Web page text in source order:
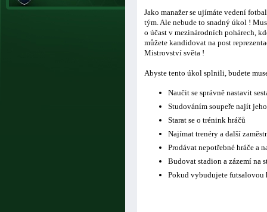
Jako manažer se ujímáte vedení
tým. Ale nebude to snadný úkol !
o účast v mezinárodních pohárech,
můžete kandidovat na post
Mistrovství světa !
Abyste tento úkol splnili, budete
Naučit se správně nastavit
Studováním soupeře najít
Starat se o trénink hráčů
Najímat trenéry a další
Prodávat nepotřebné hráče a
Budovat stadion a zázemí na
Pokud vybudujete futsalovou